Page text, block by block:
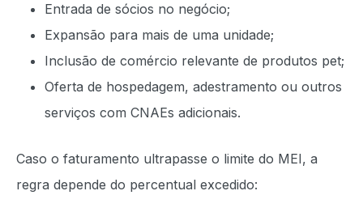
Entrada de sócios no negócio;
Expansão para mais de uma unidade;
Inclusão de comércio relevante de produtos pet;
Oferta de hospedagem, adestramento ou outros
serviços com CNAEs adicionais.
Caso o faturamento ultrapasse o limite do MEI, a
regra depende do percentual excedido: